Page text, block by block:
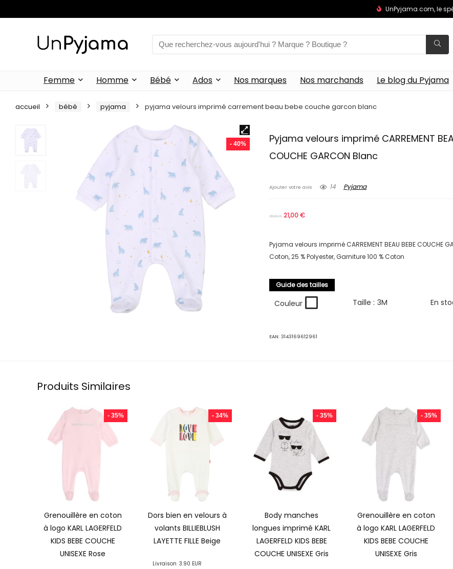
UnPyjama.com, le
Femme Homme Bébé Ados Nos marques Nos marchands Le blog du Pyjama
accueil bébé pyjama pyjama velours imprimé carrement beau bebe couche garcon blanc
- 40%
Pyjama velours imprimé CARREMENT
COUCHE GARCON Blanc
Ajouter votre avis 14 Pyjama
35,00€ 21,00€
Pyjama velours imprimé CARREMENT BEAU BEBE COUCHE
Coton, 25 % Polyester, Garniture 100 % Coton
Guide des tailles
Couleur Taille : 3M En
EAN:3143169612961
Produits Similaires
- 35%
Grenouillère en coton
à logo KARL LAGERFELD
KIDS BEBE COUCHE
UNISEXE Rose
- 34%
Dors bien en velours à
volants BILLIEBLUSH
LAYETTE FILLE Beige
Livraison 3.90 EUR
- 35%
Body manches
longues imprimé KARL
LAGERFELD KIDS BEBE
COUCHE UNISEXE Gris
- 35%
Grenouillère en coton
à logo KARL LAGERFELD
KIDS BEBE COUCHE
UNISEXE Gris